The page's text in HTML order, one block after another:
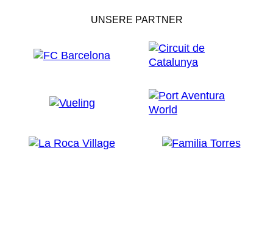
UNSERE PARTNER